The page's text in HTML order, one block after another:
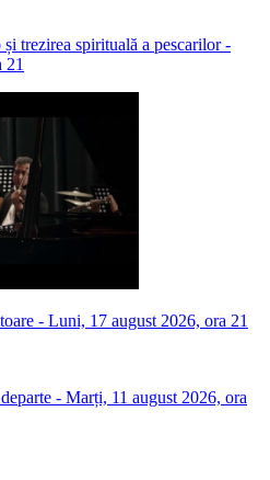
trezirea spirituală a pescarilor -
21
- Luni, 17 august 2026, ora 21
- Marți, 11 august 2026, ora